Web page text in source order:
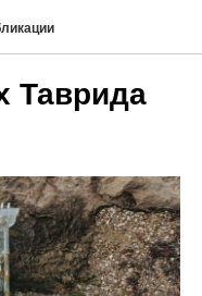
Таврида